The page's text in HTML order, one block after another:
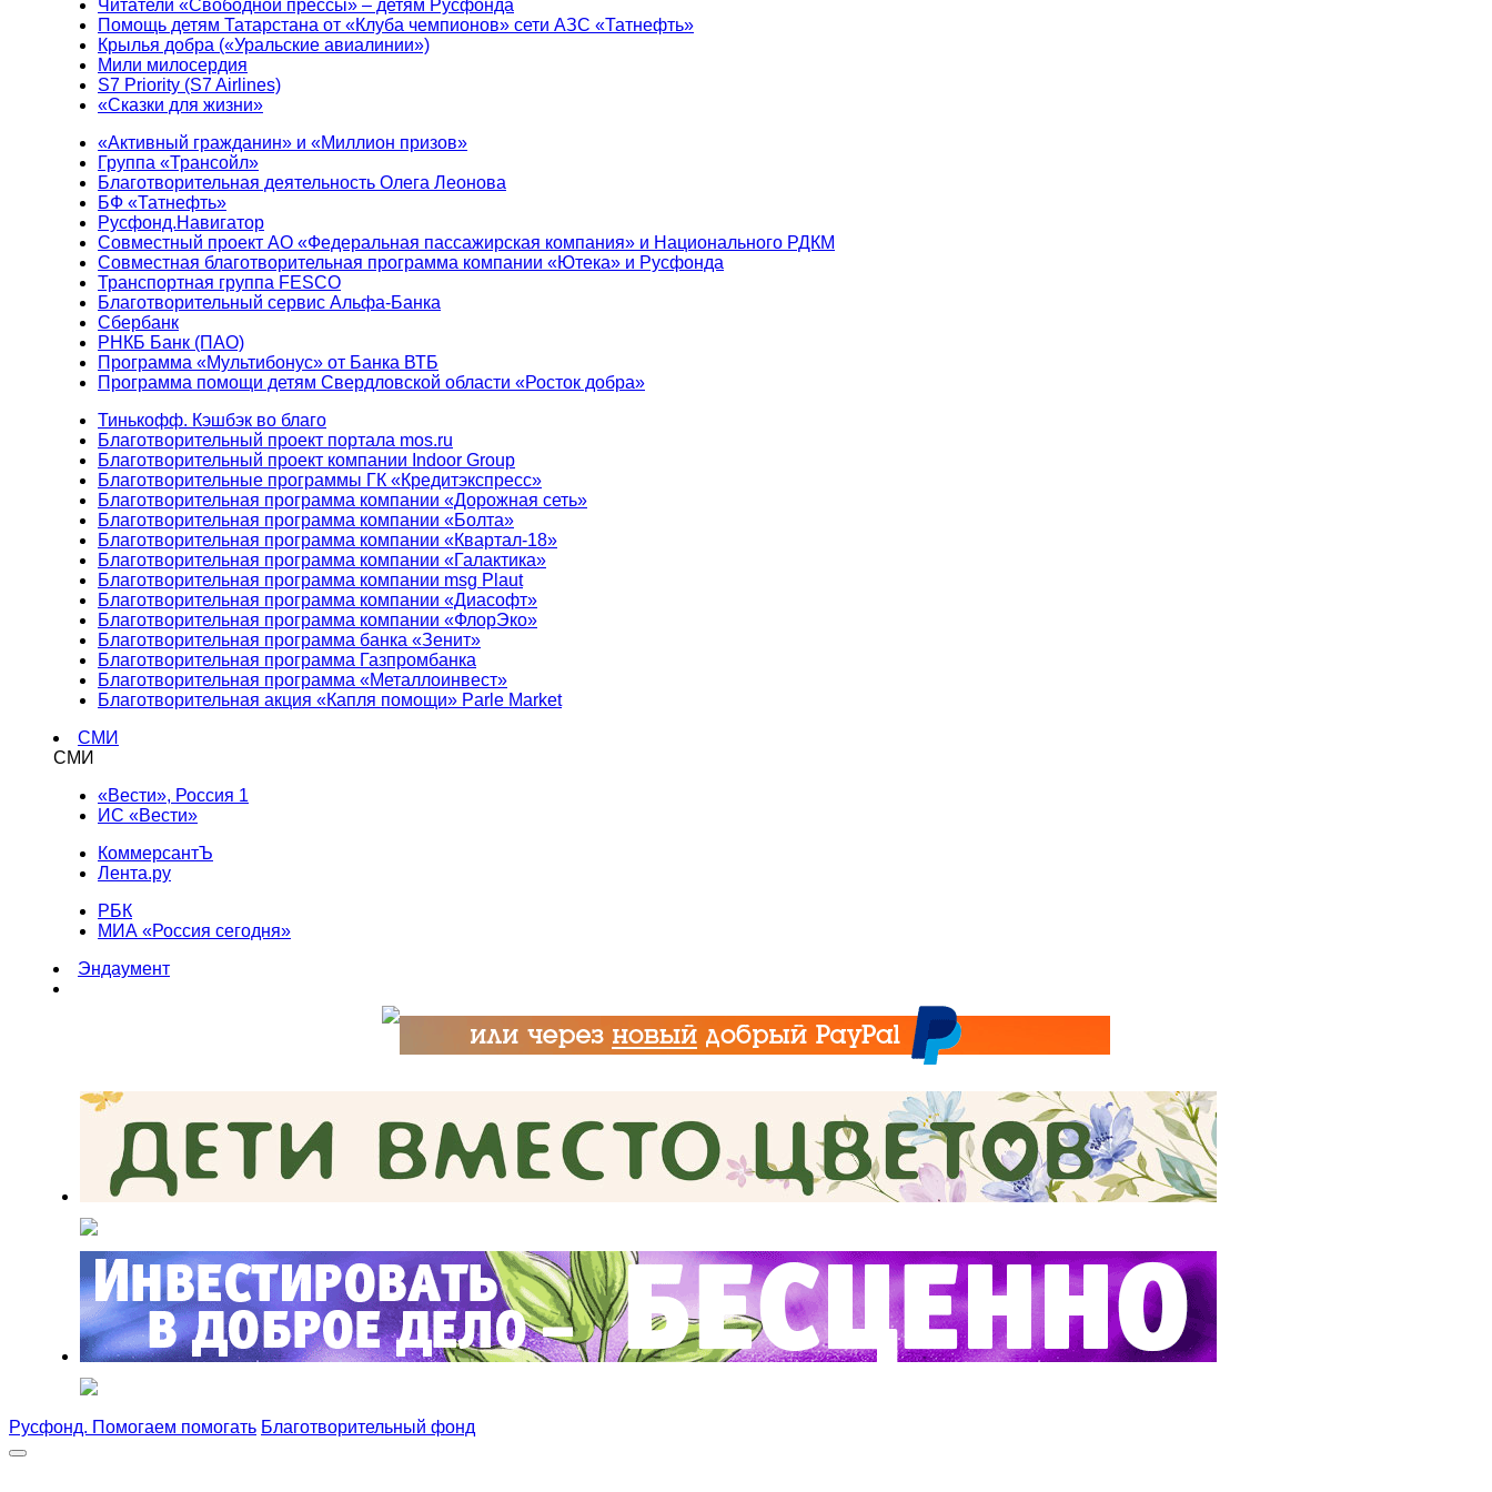
Читатели «Свободной прессы» – детям Русфонда
Помощь детям Татарстана от «Клуба чемпионов» сети АЗС «Татнефть»
Крылья добра («Уральские авиалинии»)
Мили милосердия
S7 Priority (S7 Airlines)
«Сказки для жизни»
«Активный гражданин» и «Миллион призов»
Группа «Трансойл»
Благотворительная деятельность Олега Леонова
БФ «Татнефть»
Русфонд.Навигатор
Совместный проект АО «Федеральная пассажирская компания» и Национального РДКМ
Совместная благотворительная программа компании «Ютека» и Русфонда
Транспортная группа FESCO
Благотворительный сервис Альфа-Банка
Сбербанк
РНКБ Банк (ПАО)
Программа «Мультибонус» от Банка ВТБ
Программа помощи детям Свердловской области «Росток добра»
Тинькофф. Кэшбэк во благо
Благотворительный проект портала mos.ru
Благотворительный проект компании Indoor Group
Благотворительные программы ГК «Кредитэкспресс»
Благотворительная программа компании «Дорожная сеть»
Благотворительная программа компании «Болта»
Благотворительная программа компании «Квартал-18»
Благотворительная программа компании «Галактика»
Благотворительная программа компании msg Plaut
Благотворительная программа компании «Диасофт»
Благотворительная программа компании «ФлорЭко»
Благотворительная программа банка «Зенит»
Благотворительная программа Газпромбанка
Благотворительная программа «Металлоинвест»
Благотворительная акция «Капля помощи» Parle Market
СМИ
СМИ
«Вести», Россия 1
ИС «Вести»
КоммерсантЪ
Лента.ру
РБК
МИА «Россия сегодня»
Эндаумент
Русфонд. Помогаем помогать Благотворительный фонд